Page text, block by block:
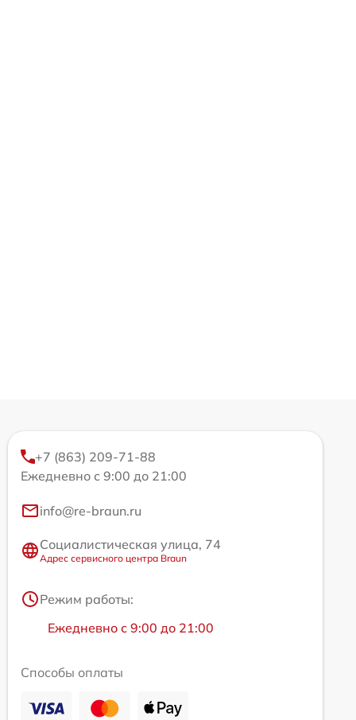
+7 (863) 209-71-88
Ежедневно с 9:00 до 21:00
info@re-braun.ru
Социалистическая улица, 74
Адрес сервисного центра Braun
Режим работы:
Ежедневно с 9:00 до 21:00
Способы оплаты